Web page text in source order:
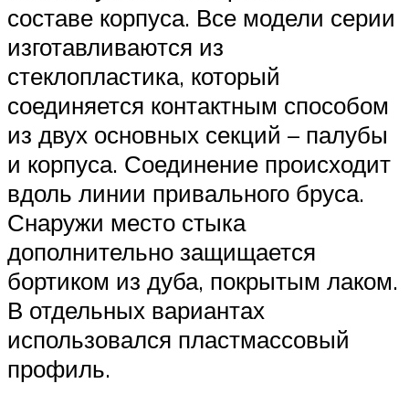
составе корпуса. Все модели серии
изготавливаются из
стеклопластика, который
соединяется контактным способом
из двух основных секций – палубы
и корпуса. Соединение происходит
вдоль линии привального бруса.
Снаружи место стыка
дополнительно защищается
бортиком из дуба, покрытым лаком.
В отдельных вариантах
использовался пластмассовый
профиль.